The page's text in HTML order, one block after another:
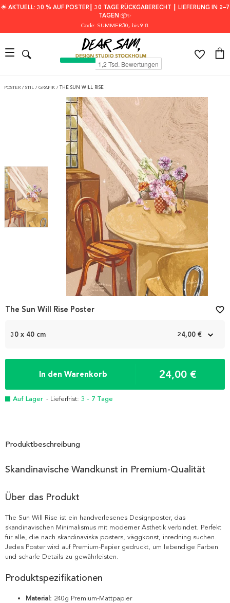
🌟 AKTUELL: 30 % AUF POSTER┃ 30 TAGE RÜCKGABERECHT ┃ LIEFERUNG IN 2–7
TAGEN 📦✨
Code: SUMMER30, bis 9.8.
POSTER / STIL / GRAFIK / THE SUN WILL RISE
30 x 40 cm 24,00 €
In den Warenkorb 24,00 €
Auf Lager - Lieferfrist: 3 - 7 Tage
The Sun Will Rise Poster favorite_border
Produktbeschreibung
Skandinavische Wandkunst in Premium-Qualität
Über das Produkt
The Sun Will Rise ist ein handverlesenes Designposter, das
skandinavischen Minimalismus mit moderner Ästhetik verbindet. Perfekt
für alle, die nach skandinaviska posters, väggkonst, inredning suchen.
Jedes Poster wird auf Premium-Papier gedruckt, um lebendige Farben
und scharfe Details zu gewährleisten.
Produktspezifikationen
Material: 240g Premium-Mattpapier